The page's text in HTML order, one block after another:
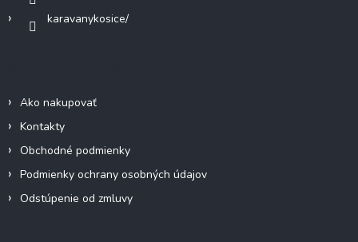
karavanykosice/
Ako nakupovať
Kontakty
Obchodné podmienky
Podmienky ochrany osobných údajov
Odstúpenie od zmluvy